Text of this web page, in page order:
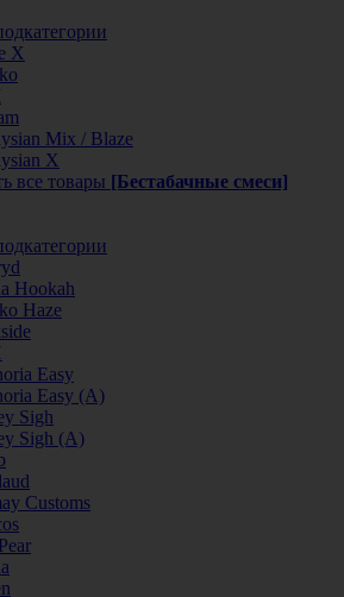
X
Mix / Blaze
X
все товары [Бестабачные смеси]
Hookah
Haze
Easy
Easy (А)
Sigh
Sigh (А)
Customs